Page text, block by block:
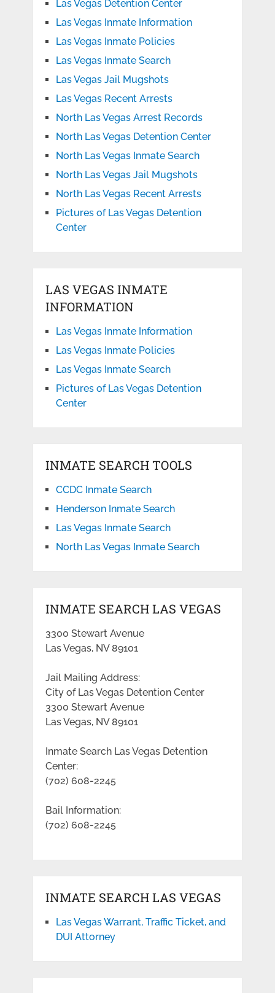
Las Vegas Detention Center
Las Vegas Inmate Information
Las Vegas Inmate Policies
Las Vegas Inmate Search
Las Vegas Jail Mugshots
Las Vegas Recent Arrests
North Las Vegas Arrest Records
North Las Vegas Detention Center
North Las Vegas Inmate Search
North Las Vegas Jail Mugshots
North Las Vegas Recent Arrests
Pictures of Las Vegas Detention
Center
LAS VEGAS INMATE
INFORMATION
Las Vegas Inmate Information
Las Vegas Inmate Policies
Las Vegas Inmate Search
Pictures of Las Vegas Detention
Center
INMATE SEARCH TOOLS
CCDC Inmate Search
Henderson Inmate Search
Las Vegas Inmate Search
North Las Vegas Inmate Search
INMATE SEARCH LAS VEGAS
3300 Stewart Avenue
Las Vegas, NV 89101
Jail Mailing Address:
City of Las Vegas Detention Center
3300 Stewart Avenue
Las Vegas, NV 89101
Inmate Search Las Vegas Detention
Center:
(702) 608-2245
Bail Information:
(702) 608-2245
INMATE SEARCH LAS VEGAS
Las Vegas Warrant, Traffic Ticket, and
DUI Attorney